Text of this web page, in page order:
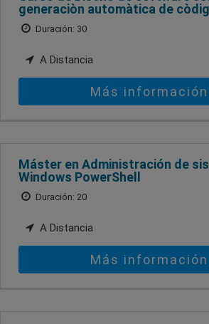
generaciòn automàtica de
Duración: 30
A Distancia
Más información
Máster en Administración de
Windows PowerShell
Duración: 20
A Distancia
Más información